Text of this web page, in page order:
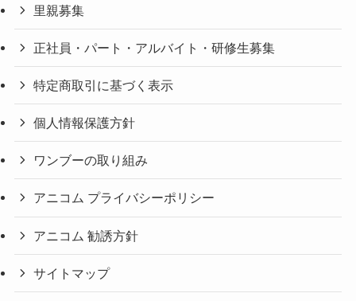
里親募集
正社員・パート・アルバイト・研修生募集
特定商取引に基づく表示
個人情報保護方針
ワンブーの取り組み
アニコム プライバシーポリシー
アニコム 勧誘方針
サイトマップ